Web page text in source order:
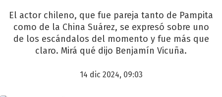
El actor chileno, que fue pareja tanto de Pampita
como de la China Suárez, se expresó sobre uno
de los escándalos del momento y fue más que
claro. Mirá qué dijo Benjamín Vicuña.
14 dic 2024, 09:03